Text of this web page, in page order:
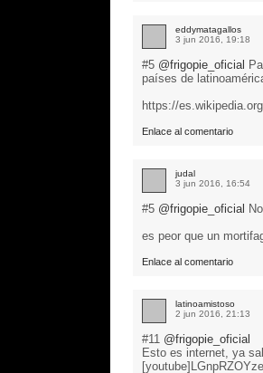
eddymatagallos
3 jun 2016, 19:18
#5 @frigopie_oficial
países de
https://
Enlace al comentario
judal
3 jun 2016, 16:54
#5 @frigopie_oficial
es peor que un
Enlace al comentario
latinoamistoso
2 jun 2016, 21:13
#11 @frigopie_oficial
Esto es internet, ya